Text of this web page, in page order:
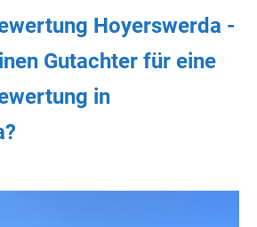
Hoyerswerda -
Gutachter für eine
in